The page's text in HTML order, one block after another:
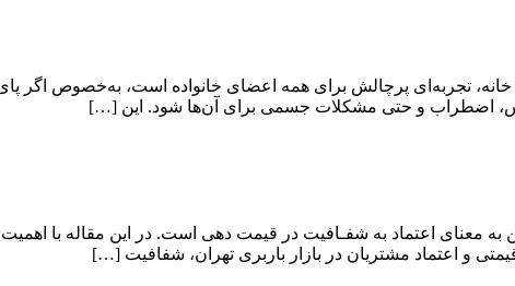
تجربه‌ای پرچالش برای همه اعضای خانواده است، به‌خصوص اگر
اضطراب و حتی مشکلات جسمی برای آن‌ها شود. این […]
معنای اعتماد به شفـافیت در قیمت دهی است. در این مقاله با
و اعتماد مشتریان در بازار باربری تهران، شفافیت […]